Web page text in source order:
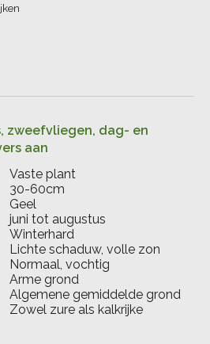
zweefvliegen, dag- en
aan
Vaste plant
30-60cm
Geel
juni tot augustus
Winterhard
Lichte schaduw, volle zon
Normaal, vochtig
Arme grond
Algemene gemiddelde grond
Zowel zure als kalkrijke